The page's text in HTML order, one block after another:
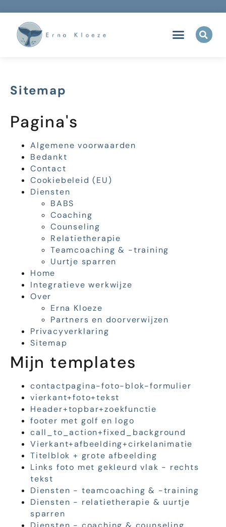
Sitemap
Pagina's
Algemene voorwaarden
Bedankt
Contact
Cookiebeleid (EU)
Diensten
BABS
Coaching
Counseling
Relatietherapie
Teamcoaching & -training
Uurtje sparren
Home
Integratieve werkwijze
Over
Erna Kloeze
Partners en doorverwijzen
Privacyverklaring
Sitemap
Mijn templates
contactpagina-foto-blok-formulier
vierkant+foto+tekst
Header+topbar+zoekfunctie
footer met golf en logo
call_to_action+fixed_background
Vierkant+afbeelding+cirkelanimatie
Titelblok + grote afbeelding
Links foto met gekleurd vlak - rechts
tekst
Diensten - teamcoaching & -training
Diensten - relatietherapie & uurtje
sparren